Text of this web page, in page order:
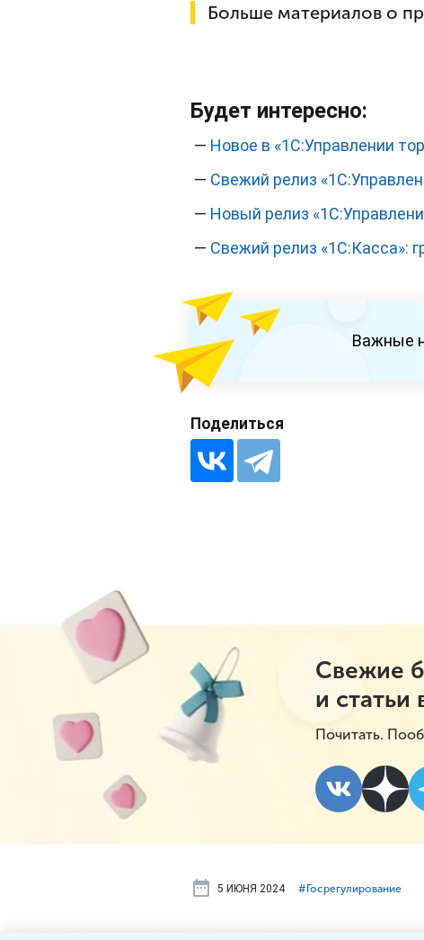
Больше материалов о
Будет интересно:
— Новое в «1С:Управлении
— Свежий релиз
— Новый релиз
— Свежий релиз «1С:Касса»:
Важные
Поделиться
Свежие
и статьи
Почитать.
5 ИЮНЯ 2024 #⁣Госрегулирование